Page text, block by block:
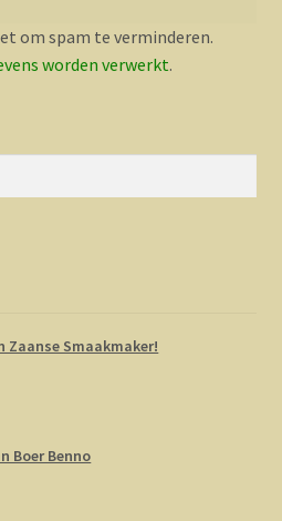
om spam te verminderen.
worden verwerkt.
Zaanse Smaakmaker!
Boer Benno